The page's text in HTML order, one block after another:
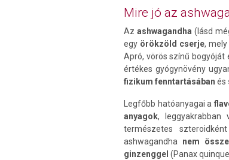
Mire jó az
Az ashwagandha (lásd
egy örökzöld cserje, mely
Apró, vörös színű bogyóját
értékes gyógynövény
fizikum fenntartásában és
Legfőbb hatóanyagai a
anyagok, leggyakrabban
természetes
ashwagandha nem
ginzenggel (Panax